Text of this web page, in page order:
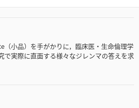
小品）を手がかりに，臨床医・生命倫理学
で実際に直面する様々なジレンマの答えを求